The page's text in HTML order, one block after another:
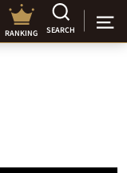
RANKING SEARCH